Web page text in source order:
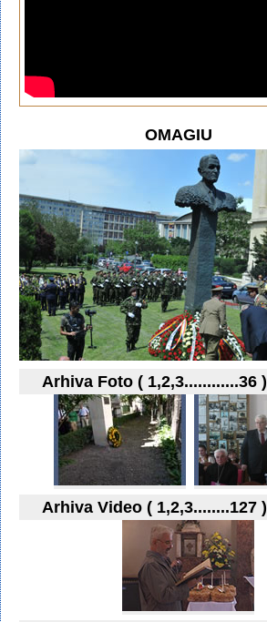
OMAGIU
Arhiva Foto ( 1,2,3............36 )
Arhiva Video ( 1,2,3........127 )